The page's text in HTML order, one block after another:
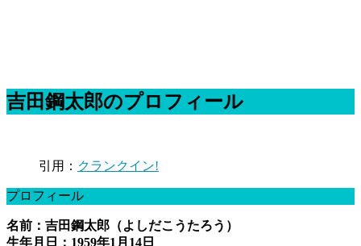
吉田鋼太郎のプロフィール
引用： クランクイン!
プロフィール
名前：吉田鋼太郎（よしだこうたろう）
生年月日：1959年1月14日